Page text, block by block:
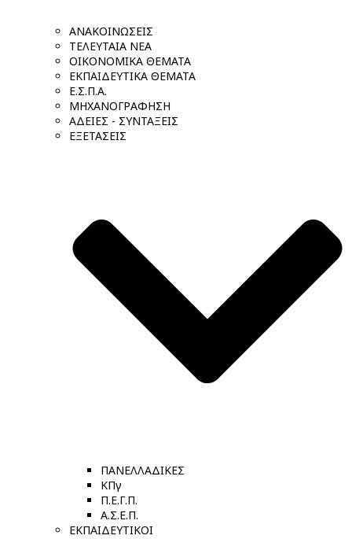
ΑΝΑΚΟΙΝΩΣΕΙΣ
ΤΕΛΕΥΤΑΙΑ ΝΕΑ
ΟΙΚΟΝΟΜΙΚΑ ΘΕΜΑΤΑ
ΕΚΠΑΙΔΕΥΤΙΚΑ ΘΕΜΑΤΑ
Ε.Σ.Π.Α.
ΜΗΧΑΝΟΓΡΑΦΗΣΗ
ΑΔΕΙΕΣ - ΣΥΝΤΑΞΕΙΣ
ΕΞΕΤΑΣΕΙΣ
ΠΑΝΕΛΛΑΔΙΚΕΣ
ΚΠγ
Π.Ε.Γ.Π.
Α.Σ.Ε.Π.
ΕΚΠΑΙΔΕΥΤΙΚΟΙ